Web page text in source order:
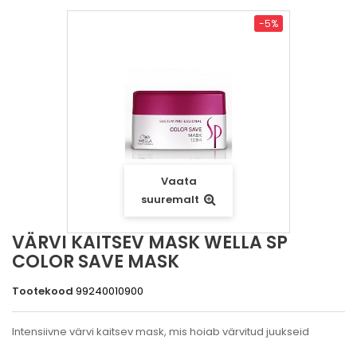
-5%
Vaata
suuremalt
VÄRVI KAITSEV MASK WELLA SP
COLOR SAVE MASK
Tootekood 99240010900
Intensiivne värvi kaitsev mask, mis hoiab värvitud juukseid